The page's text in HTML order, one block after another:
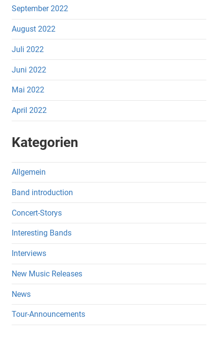
September 2022
August 2022
Juli 2022
Juni 2022
Mai 2022
April 2022
Kategorien
Allgemein
Band introduction
Concert-Storys
Interesting Bands
Interviews
New Music Releases
News
Tour-Announcements